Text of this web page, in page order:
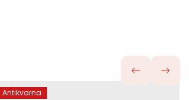
Antikvarna